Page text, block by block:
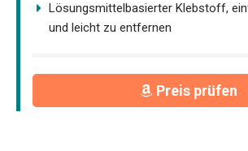
Lösungsmittelbasierter Klebstoff,
und leicht zu entfernen
Preis prüfen